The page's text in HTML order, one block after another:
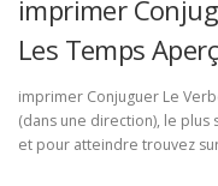
imprimer
Les Temps
imprimer Conjuguer Le
(dans une direction), le
et pour atteindre trouvez